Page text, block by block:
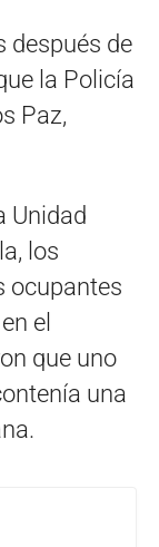
después de
la Policía
Paz,
Unidad
los
ocupantes
el
que uno
una